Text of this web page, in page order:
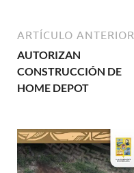
ARTÍCULO ANTERIOR
AUTORIZAN
CONSTRUCCIÓN DE
HOME DEPOT